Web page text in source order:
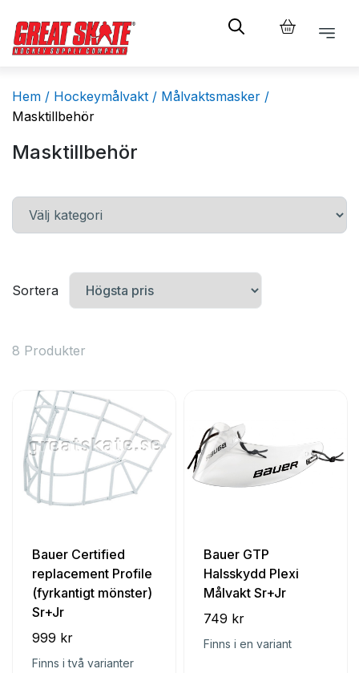
Hem / Hockeymålvakt / Målvaktsmasker /
Masktillbehör
Masktillbehör
Sortera
8 Produkter
Bauer Certified
replacement Profile
(fyrkantigt mönster)
Sr+Jr
999 kr
Finns i två varianter
Bauer GTP
Halsskydd Plexi
Målvakt Sr+Jr
749 kr
Finns i en variant